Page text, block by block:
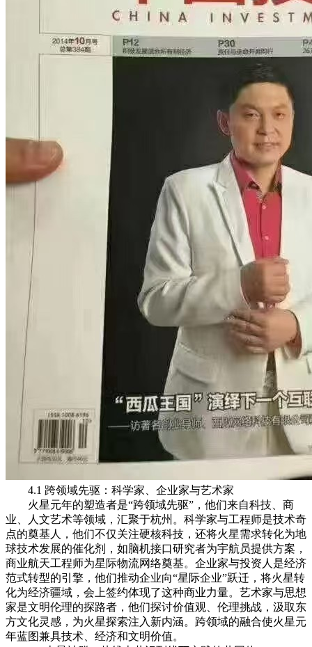
4.1 跨领域先驱：科学家、企业家与艺术家
火星元年的塑造者是“跨领域先驱”，他们来自科技、商
业、人文艺术等领域，汇聚于杭州。科学家与工程师是技术奇
点的奠基人，他们不仅关注硬核科技，还将火星需求转化为地
球技术发展的催化剂，如脑机接口研究者为宇航员提供方案，
商业航天工程师为星际物流网络奠基。企业家与投资人是经济
范式转型的引擎，他们推动企业向“星际企业”跃迁，将火星转
化为经济疆域，会上签约体现了这种商业力量。艺术家与思想
家是文明伦理的探路者，他们探讨价值观、伦理挑战，汲取东
方文化灵感，为火星探索注入新内涵。跨领域的融合使火星元
年蓝图兼具技术、经济和文明价值。